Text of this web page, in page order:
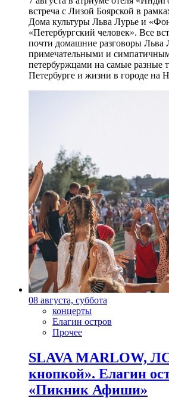
встреча с Лизой Боярской в
Дома культуры Льва Лурье и
«Петербургский человек». Все
почти домашние разговоры Льва
примечательными и
петербуржцами на самые разные
Петербурге и жизни в городе на
08 августа, суббота
концерты
Елагин остров
Прочее
SLAVA MARLOW,
кнопкой». Елагин
«Пикник Афиши»